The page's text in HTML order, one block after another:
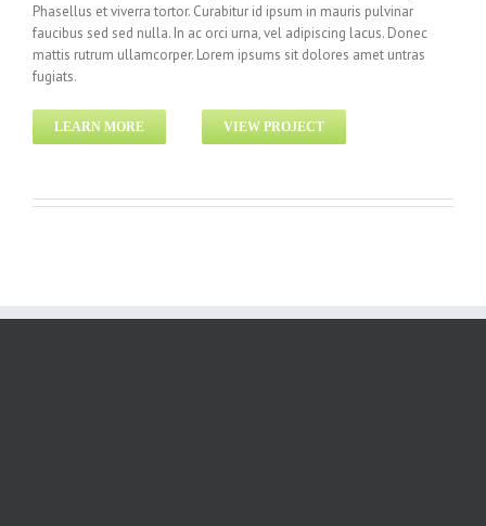
Phasellus et viverra tortor. Curabitur id ipsum in mauris pulvinar
faucibus sed sed nulla. In ac orci urna, vel adipiscing lacus. Donec
mattis rutrum ullamcorper. Lorem ipsums sit dolores amet untras
fugiats.
LEARN MORE VIEW PROJECT